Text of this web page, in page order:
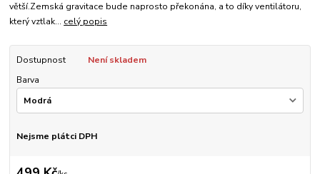
větší.Zemská gravitace bude naprosto překonána, a to díky ventilátoru,
který vztlak... celý popis
Dostupnost
Není skladem
Barva
Nejsme plátci DPH